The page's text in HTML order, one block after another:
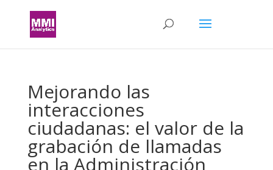
Mejorando las
interacciones
ciudadanas: el valor de la
grabación de llamadas
en la Administración